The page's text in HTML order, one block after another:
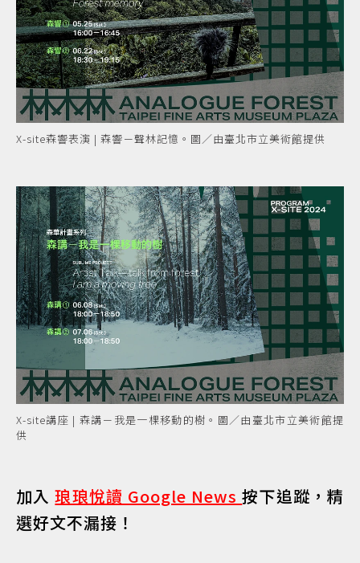
X-site森響表演 | 森響－聲林記憶。圖／由臺北市立美術館提供
X-site講座 | 森講－我是一棵移動的樹。圖／由臺北市立美術館提
供
加入琅琅悅讀 Google News按下追蹤，精
選好文不漏接！